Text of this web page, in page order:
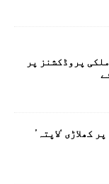
پروڈکشنز پر
کھلاڑی ‘لاپتہ’